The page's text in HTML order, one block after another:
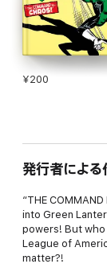
¥200
発行者によ
“THE
into Green
powers! But
League of
matter?!